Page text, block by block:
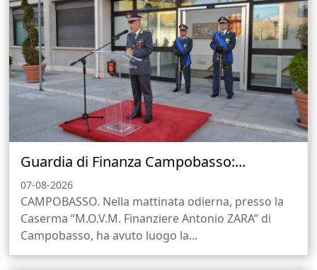
Guardia di Finanza Campobasso:...
07-08-2026
CAMPOBASSO. Nella mattinata odierna, presso la
Caserma “M.O.V.M. Finanziere Antonio ZARA” di
Campobasso, ha avuto luogo la...